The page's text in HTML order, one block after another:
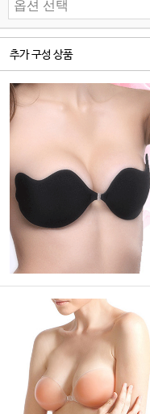
추가 구성 상품